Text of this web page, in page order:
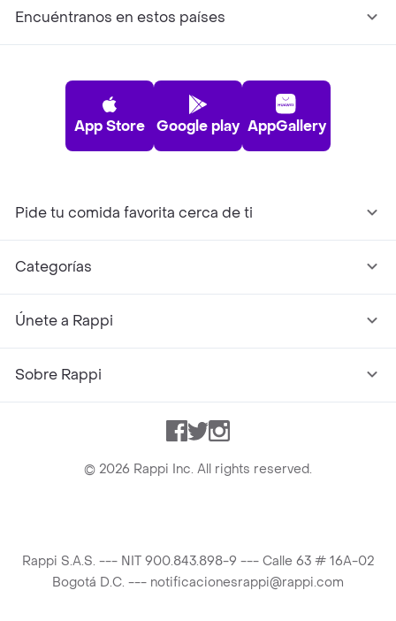
Encuéntranos en estos países
App Store Google play AppGallery
Pide tu comida favorita cerca de ti
Categorías
Únete a Rappi
Sobre Rappi
Facebook
TwitterInstagram
© 2026 Rappi Inc. All rights reserved.
Rappi S.A.S. --- NIT 900.843.898-9 --- Calle 63 # 16A-02
Bogotá D.C. --- notificacionesrappi@rappi.com